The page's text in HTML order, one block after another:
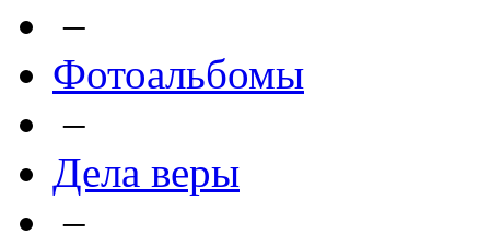
–
Фотоальбомы
–
Дела веры
–